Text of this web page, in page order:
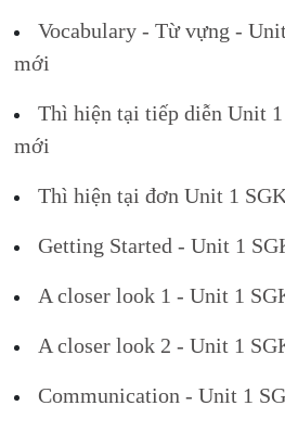
Vocabulary - Từ vựng -
mới
Thì hiện tại tiếp diễn Unit
mới
Thì hiện tại đơn Unit 1
Getting Started - Unit 1
A closer look 1 - Unit 1
A closer look 2 - Unit 1
Communication - Unit 1